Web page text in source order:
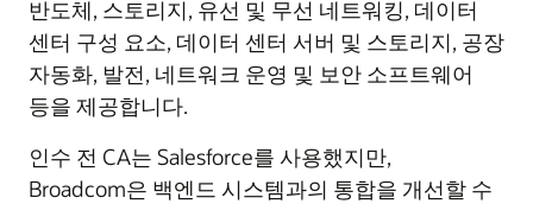
반도체, 스토리지, 유선 및 무선 네트워킹, 데이터
센터 구성 요소, 데이터 센터 서버 및 스토리지, 공장
자동화, 발전, 네트워크 운영 및 보안 소프트웨어
등을 제공합니다.
인수 전 CA는 Salesforce를 사용했지만,
Broadcom은 백엔드 시스템과의 통합을 개선할 수